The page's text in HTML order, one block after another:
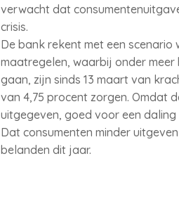
verwacht dat
crisis.
De bank rekent met een
maatregelen, waarbij onder
gaan, zijn sinds 13 maart van
van 4,75 procent zorgen. Omdat
uitgegeven, goed voor een
Dat consumenten minder
belanden dit jaar.